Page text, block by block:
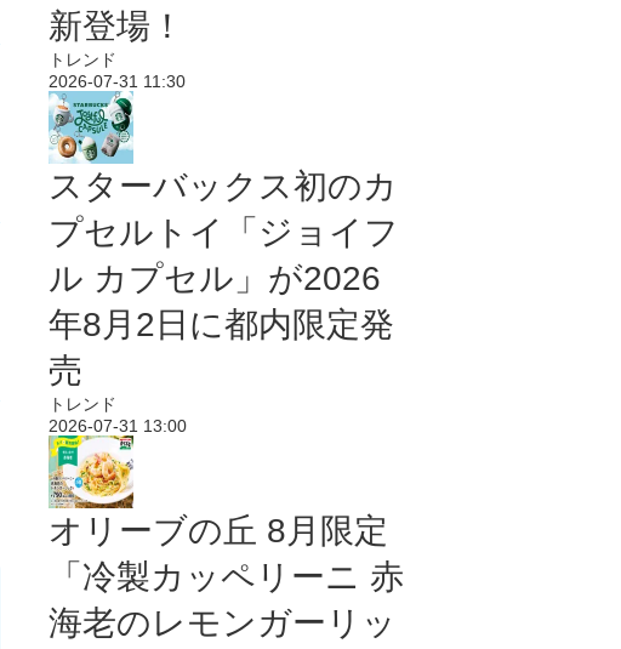
新登場！
トレンド
2026-07-31 11:30
スターバックス初のカ
プセルトイ「ジョイフ
ル カプセル」が2026
年8月2日に都内限定発
売
トレンド
2026-07-31 13:00
オリーブの丘 8月限定
「冷製カッペリーニ 赤
海老のレモンガーリッ